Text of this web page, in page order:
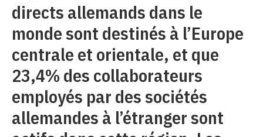
directs allemands dans le
monde sont destinés à l’Europe
centrale et orientale, et que
23,4% des collaborateurs
employés par des sociétés
allemandes à l’étranger sont